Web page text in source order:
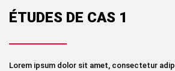
ÉTUDES DE CAS 1
Lorem ipsum dolor sit amet, consectetur